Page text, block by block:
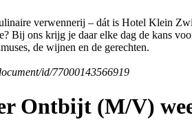
verwennerij – dát is Hotel Klein
Bij ons krijg je daar elke dag de kans
de wijnen en de gerechten.
Ontbijt (M/V)